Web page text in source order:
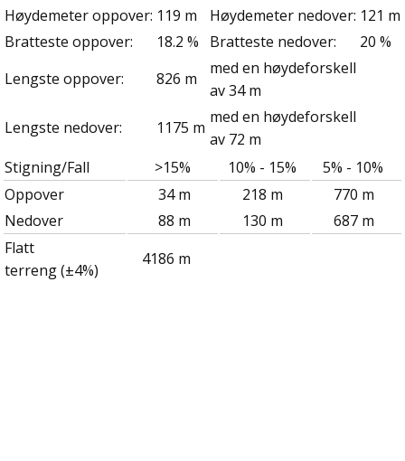
Høydemeter oppover: 119 m Høydemeter nedover: 121 m
Bratteste oppover:
18.2 % Bratteste nedover:
20 %
Lengste oppover:
826 m
med en høydeforskell
av 34 m
Lengste nedover:
1175 m
med en høydeforskell
av 72 m
Stigning/Fall
>15% 10% - 15%
5% - 10%
Oppover
34 m 218 m
770 m
Nedover
88 m 130 m
687 m
Flatt
terreng (±4%)
4186 m